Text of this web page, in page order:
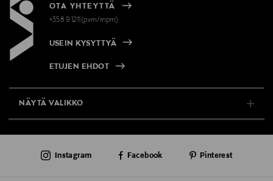
OTA YHTEYTTÄ
+358 9 1211(pvm/mpm)
USEIN KYSYTTYÄ
ETUJEN EHDOT
NÄYTÄ VALIKKO
AJANKOHTAISTA
Instagram Facebook Pinterest